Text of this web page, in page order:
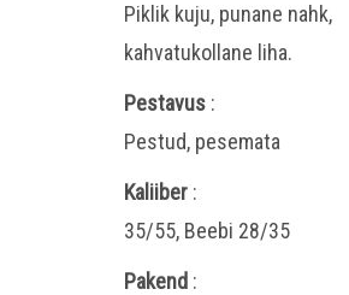
Piklik kuju, punane nahk,
kahvatukollane liha.
Pestavus :
Pestud, pesemata
Kaliiber :
35/55, Beebi 28/35
Pakend :